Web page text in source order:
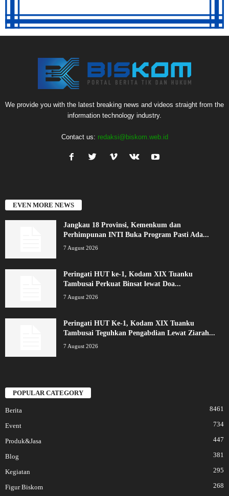
We provide you with the latest breaking news and videos straight from the
information technology industry.
Contact us: redaksi@biskom.web.id
EVEN MORE NEWS
Jangkau 18 Provinsi, Kemenkum dan
Perhimpunan INTI Buka Program Pasti Ada...
7 August 2026
Peringati HUT ke-1, Kodam XIX Tuanku
Tambusai Perkuat Binsat lewat Doa...
7 August 2026
Peringati HUT Ke-1, Kodam XIX Tuanku
Tambusai Teguhkan Pengabdian Lewat Ziarah...
7 August 2026
POPULAR CATEGORY
Berita 8461
Event 734
Produk&Jasa 447
Blog 381
Kegiatan 295
Figur Biskom 268